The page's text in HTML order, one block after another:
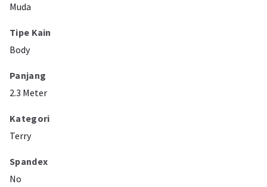
Muda
Tipe Kain
Body
Panjang
2.3 Meter
Kategori
Terry
Spandex
No